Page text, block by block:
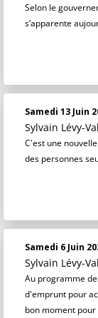
Selon le
s’apparente
Samedi 13 Juin
Sylvain Lévy-
C'est une
des personnes
Samedi 6 Juin
Sylvain Lévy-
Au programme
d'emprunt pour
bon moment